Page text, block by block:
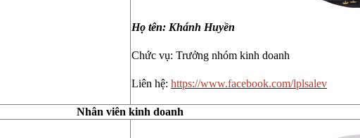
Họ tên: Khánh Huyền
Chức vụ: Trưởng nhóm kinh doanh
Liên hệ: https://www.facebook.com/lplsalev
Nhân viên kinh doanh